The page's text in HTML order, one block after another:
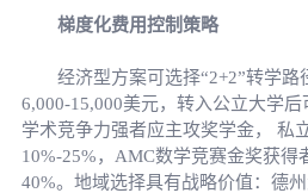
梯度化费用控制策略
经济型方案可选择“2+2”转学路
6,000-15,000美元，转入公立大学后
学术竞争力强者应主攻奖学金， 私
10%-25%，AMC数学竞赛金奖获得
40%。地域选择具有战略价值：德